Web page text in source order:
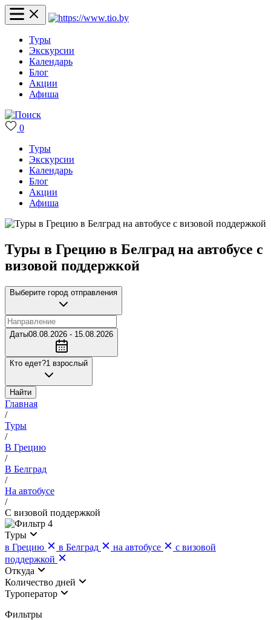
Туры
Экскурсии
Календарь
Блог
Акции
Афиша
0
Туры
Экскурсии
Календарь
Блог
Акции
Афиша
Туры в Грецию в Белград на автобусе с
визовой поддержкой
Выберите город отправления
Даты08.08.2026 - 15.08.2026
Кто едет?1 взрослый
Найти
Главная
/
Туры
/
В Грецию
/
В Белград
/
На автобусе
/
С визовой поддержкой
4
Туры
в Грецию
в Белград на автобусе
с визовой
поддержкой
Откуда
Количество дней
Туроператор
Фильтры